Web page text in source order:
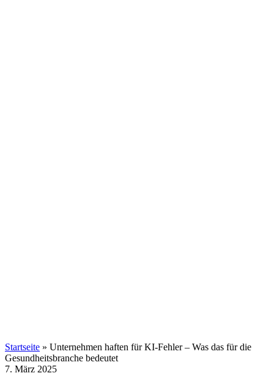
Startseite » Unternehmen haften für KI-Fehler – Was das für die
Gesundheitsbranche bedeutet
7. März 2025